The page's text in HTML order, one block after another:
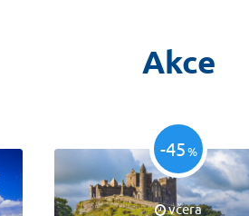
Akce
-45%
včera